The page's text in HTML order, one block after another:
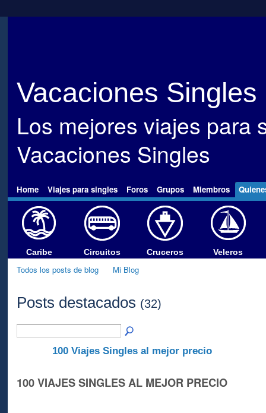
Vacaciones Singles
Los mejores viajes para
Vacaciones Singles
Home Viajes para singles Foros Grupos Miembros
Caribe Circuitos Cruceros Veleros
Todos los posts de blog Mi Blog
Posts destacados (32)
100 Viajes Singles al mejor precio
100 VIAJES SINGLES AL MEJOR PRECIO